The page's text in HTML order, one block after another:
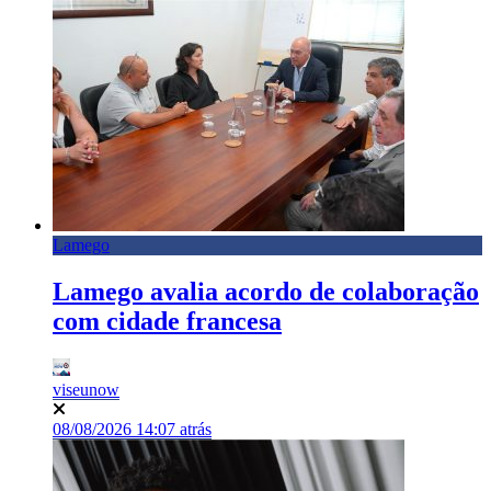
Lamego
Lamego avalia acordo de colaboração
com cidade francesa
viseunow
08/08/2026 14:07 atrás